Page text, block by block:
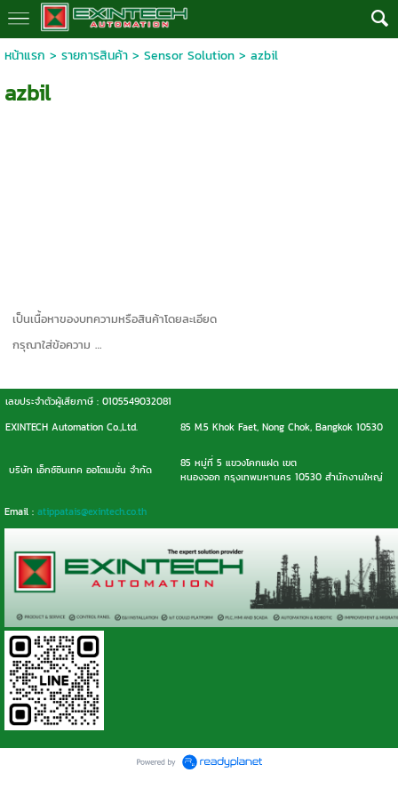
หน้าแรก > รายการสินค้า> Sensor Solution> azbil
azbil
เป็นเนื้อหาของบทความหรือสินค้าโดยละเอียด
กรุณาใส่ข้อความ …
เลขประจำตัวผู้เสียภาษี : 0105549032081
EXINTECH Automation Co.,Ltd.
85 M.5 Khok Faet, Nong Chok, Bangkok 10530
บริษัท เอ็กซ์ซินเทค ออโตเมชั่น จำกัด
85 หมู่ที่ 5 แขวงโคกแฝด เขต
หนองจอก กรุงเทพมหานคร 10530 สำนักงานใหญ่
Email : atippatais@exintech.co.th